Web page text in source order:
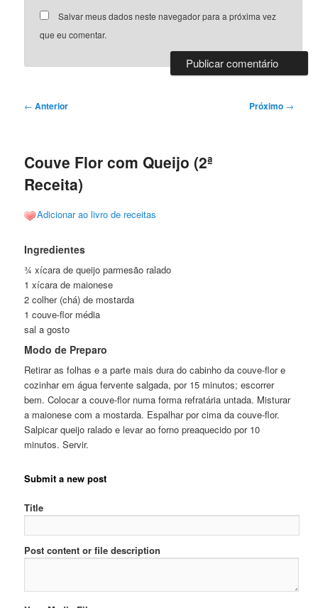
Salvar meus dados neste navegador para a próxima vez
que eu comentar.
Navegação
← Anterior Próximo →
Couve Flor com Queijo (2ª
Receita)
Adicionar ao livro de receitas
Ingredientes
¾ xícara de queijo parmesão ralado
1 xícara de maionese
2 colher (chá) de mostarda
1 couve-flor média
sal a gosto
Modo de Preparo
Retirar as folhas e a parte mais dura do cabinho da couve-flor e
cozinhar em água fervente salgada, por 15 minutos; escorrer
bem. Colocar a couve-flor numa forma refratária untada. Misturar
a maionese com a mostarda. Espalhar por cima da couve-flor.
Salpicar queijo ralado e levar ao forno preaquecido por 10
minutos. Servir.
Submit a new post
Title
Post content or file description